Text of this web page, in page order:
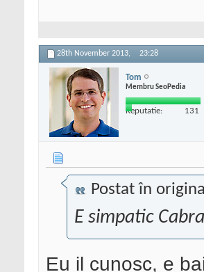
28th November 2013, 23:28
Tom
Membru SeoPedia
Reputatie: 131
Postat în
E simpatic
Eu il cunosc, e